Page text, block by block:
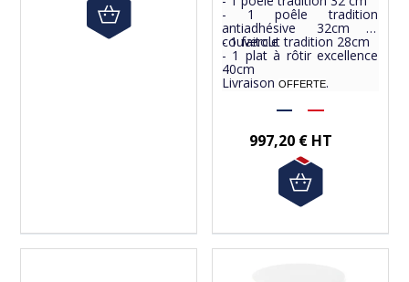
- 1 poêle tradition
antiadhésive 32cm +
couvercle
- 1 faitout tradition 28cm
- 1 plat à rôtir excellence
40cm
Livraison OFFERTE.
997,20 € HT